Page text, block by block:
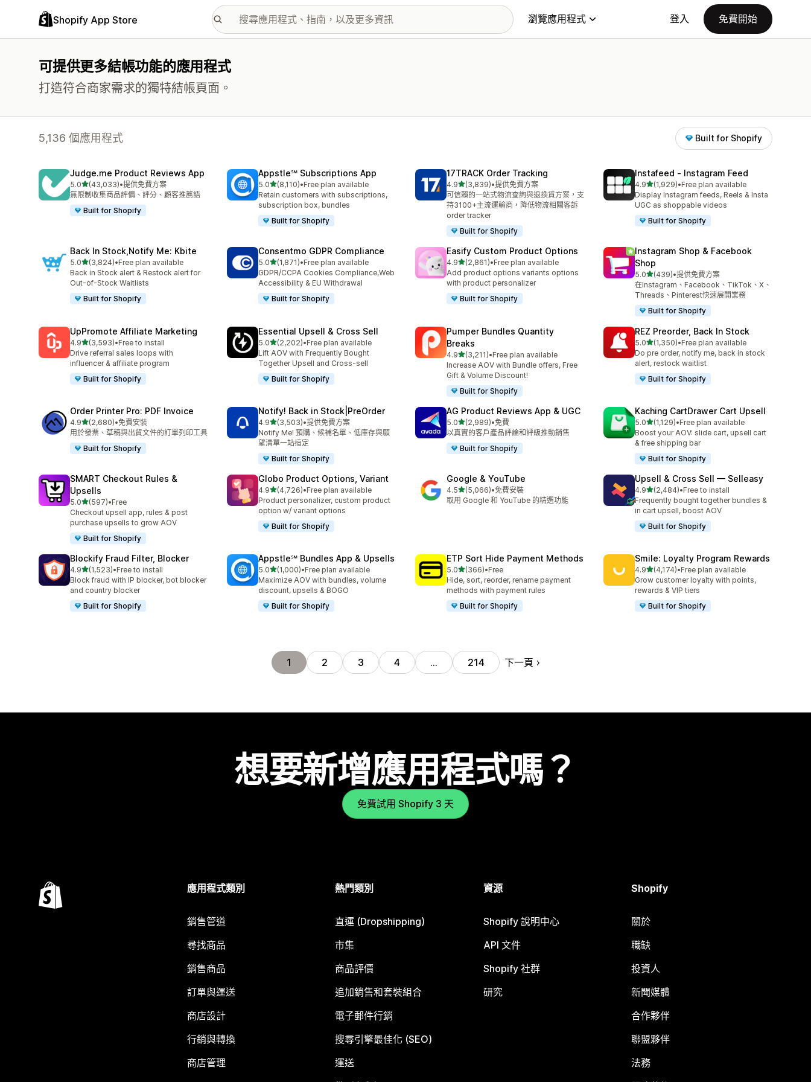
Shopify App Store 瀏覽應用程式 登入 免費開始
可提供更多結帳功能的應用程式
打造符合商家需求的獨特結帳頁面。
5,136 個應用程式 Built for Shopify
Judge.me Product Reviews App
5.0滿分 5 顆星
(43,033)
共有 43033 則評價
•提供免費方案
無限制收集商品評價、評分、顧客推薦語
Built for Shopify
Appstle℠ Subscriptions App
5.0滿分 5 顆星
(8,110)
共有 8110 則評價
•Free plan available
Retain customers with subscriptions,
subscription box, bundles
Built for Shopify
17TRACK Order Tracking
4.9滿分 5 顆星
(3,839)
共有 3839 則評價
•提供免費方案
可信賴的一站式物流查詢與退換貨方案，支
持3100+主流運輸商，降低物流相關客訴
order tracker
Built for Shopify
Instafeed ‑ Instagram Feed
4.9滿分 5 顆星
(1,929)
共有 1929 則評價
•Free plan available
Display Instagram feeds, Reels & Insta
UGC as shoppable videos
Built for Shopify
Back In Stock,Notify Me: Kbite
5.0滿分 5 顆星
(3,824)
共有 3824 則評價
•Free plan available
Back in Stock alert & Restock alert for
Out-of-Stock Waitlists
Built for Shopify
Consentmo GDPR Compliance
5.0滿分 5 顆星
(1,871)
共有 1871 則評價
•Free plan available
GDPR/CCPA Cookies Compliance,Web
Accessibility & EU Withdrawal
Built for Shopify
Easify Custom Product Options
4.9滿分 5 顆星
(2,861)
共有 2861 則評價
•Free plan available
Add product options variants options
with product personalizer
Built for Shopify
Instagram Shop & Facebook
Shop
5.0滿分 5 顆星
(439)
共有 439 則評價
•提供免費方案
在Instagram、Facebook、TikTok、X、
Threads、Pinterest快速展開業務
Built for Shopify
UpPromote Affiliate Marketing
4.9滿分 5 顆星
(3,593)
共有 3593 則評價
•Free to install
Drive referral sales loops with
influencer & affiliate program
Built for Shopify
Essential Upsell & Cross Sell
5.0滿分 5 顆星
(2,202)
共有 2202 則評價
•Free plan available
Lift AOV with Frequently Bought
Together Upsell and Cross-sell
Built for Shopify
Pumper Bundles Quantity
Breaks
4.9滿分 5 顆星
(3,211)
共有 3211 則評價
•Free plan available
Increase AOV with Bundle offers, Free
Gift & Volume Discount!
Built for Shopify
REZ Preorder, Back In Stock
5.0滿分 5 顆星
(1,350)
共有 1350 則評價
•Free plan available
Do pre order, notify me, back in stock
alert, restock waitlist
Built for Shopify
Order Printer Pro: PDF Invoice
4.9滿分 5 顆星
(2,680)
共有 2680 則評價
•免費安裝
用於發票、草稿與出貨文件的訂單列印工具
Built for Shopify
Notify! Back in Stock|PreOrder
4.9滿分 5 顆星
(3,503)
共有 3503 則評價
•提供免費方案
Notify Me! 預購、候補名單、低庫存與願
望清單一站搞定
Built for Shopify
AG Product Reviews App & UGC
5.0滿分 5 顆星
(2,989)
共有 2989 則評價
•免費
以真實的客戶產品評論和評級推動銷售
Built for Shopify
Kaching CartDrawer Cart Upsell
5.0滿分 5 顆星
(1,129)
共有 1129 則評價
•Free plan available
Boost your AOV: slide cart, upsell cart
& free shipping bar
Built for Shopify
SMART Checkout Rules &
Upsells
5.0滿分 5 顆星
(597)
共有 597 則評價
•Free
Checkout upsell app, rules & post
purchase upsells to grow AOV
Built for Shopify
Globo Product Options, Variant
4.9滿分 5 顆星
(4,726)
共有 4726 則評價
•Free plan available
Product personalizer, custom product
option w/ variant options
Built for Shopify
Google & YouTube
4.5滿分 5 顆星
(5,066)
共有 5066 則評價
•免費安裝
取用 Google 和 YouTube 的精選功能
Upsell & Cross Sell — Selleasy
4.9滿分 5 顆星
(2,484)
共有 2484 則評價
•Free to install
Frequently bought together bundles &
in cart upsell, boost AOV
Built for Shopify
Blockify Fraud Filter, Blocker
4.9滿分 5 顆星
(1,523)
共有 1523 則評價
•Free to install
Block fraud with IP blocker, bot blocker
and country blocker
Built for Shopify
Appstle℠ Bundles App & Upsells
5.0滿分 5 顆星
(1,000)
共有 1000 則評價
•Free plan available
Maximize AOV with bundles, volume
discount, upsells & BOGO
Built for Shopify
ETP Sort Hide Payment Methods
5.0滿分 5 顆星
(366)
共有 366 則評價
•Free
Hide, sort, reorder, rename payment
methods with payment rules
Built for Shopify
Smile: Loyalty Program Rewards
4.9滿分 5 顆星
(4,174)
共有 4174 則評價
•Free plan available
Grow customer loyalty with points,
rewards & VIP tiers
Built for Shopify
1 2 3 4 … 214 下一頁
想要新增應用程式嗎？
免費試用 Shopify 3 天
應用程式類別
銷售管道
尋找商品
銷售商品
訂單與運送
商店設計
行銷與轉換
商店管理
熱門類別
直運 (Dropshipping)
市集
商品評價
追加銷售和套裝組合
電子郵件行銷
搜尋引擎最佳化 (SEO)
運送
資源
Shopify 說明中心
API 文件
Shopify 社群
研究
Shopify
關於
職缺
投資人
新聞媒體
合作夥伴
聯盟夥伴
法務